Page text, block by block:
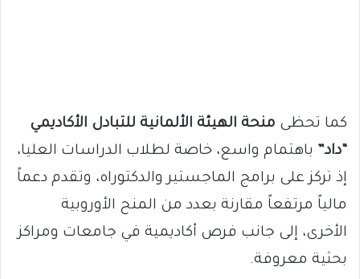
كما تحظى منحة الهيئة الألمانية للتبادل الأكاديمي
“داد” باهتمام واسع، خاصة لطلاب الدراسات العليا،
إذ تركز على برامج الماجستير والدكتوراه، وتقدم دعماً
مالياً مرتفعاً مقارنة بعدد من المنح الأوروبية
الأخرى، إلى جانب فرص أكاديمية في جامعات ومراكز
بحثية معروفة.